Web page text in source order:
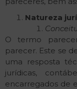
Natureza
O termo
parecer. Este se
uma resposta
jurídicas,
encarregados de